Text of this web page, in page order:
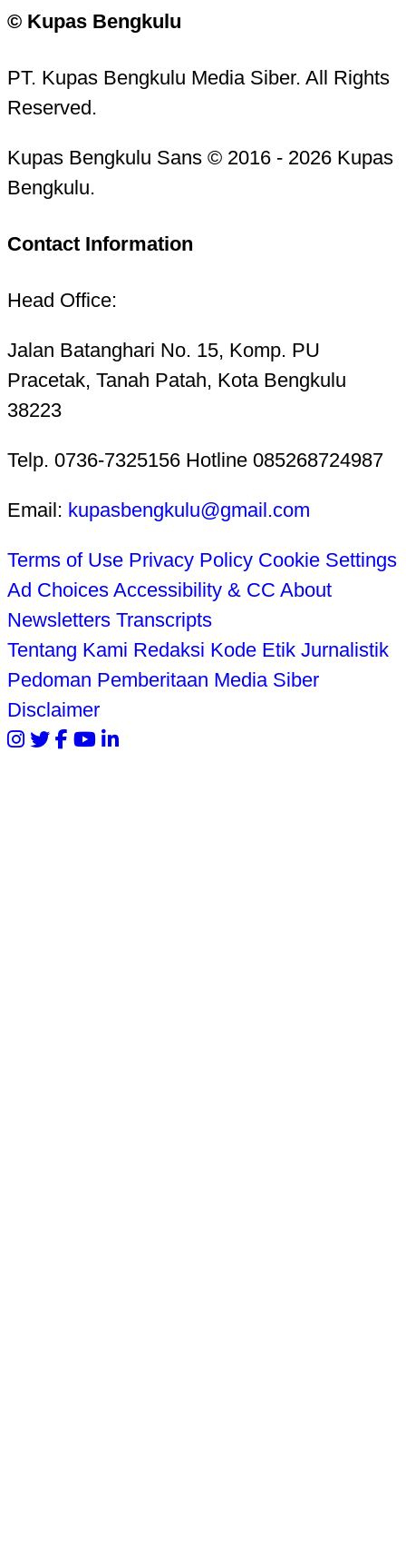
© Kupas Bengkulu
PT. Kupas Bengkulu Media Siber. All Rights
Reserved.
Kupas Bengkulu Sans © 2016 - 2026 Kupas
Bengkulu.
Contact Information
Head Office:
Jalan Batanghari No. 15, Komp. PU
Pracetak, Tanah Patah, Kota Bengkulu
38223
Telp. 0736-7325156 Hotline 085268724987
Email: kupasbengkulu@gmail.com
Terms of Use Privacy Policy Cookie Settings
Ad Choices Accessibility & CC About
Newsletters Transcripts
Tentang Kami Redaksi Kode Etik Jurnalistik
Pedoman Pemberitaan Media Siber
Disclaimer